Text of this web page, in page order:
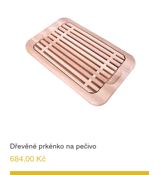
Dřevěné prkénko na pečivo
Cena
684,00 Kč